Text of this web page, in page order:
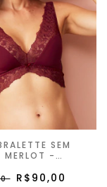
SEM
-
R$90,00